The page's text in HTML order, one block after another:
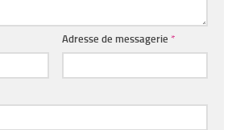
Adresse de messagerie *